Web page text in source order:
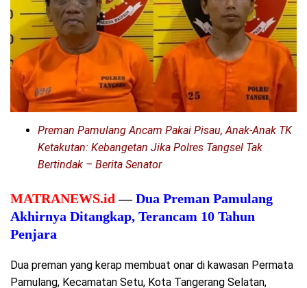
Preman Pamulang Ancam Pakai Pisau, Anak-Anak TK
Ketakutan: Kebangetan Jika Polres Tangsel Tak
Bertindak – Berita Senator
MATRANEWS.id —Dua Preman Pamulang
Akhirnya Ditangkap, Terancam 10 Tahun
Penjara
Dua preman yang kerap membuat onar di kawasan Permata
Pamulang, Kecamatan Setu, Kota Tangerang Selatan,